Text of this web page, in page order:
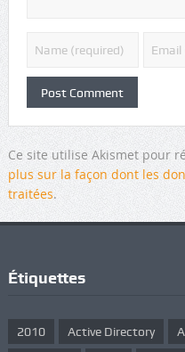
Ce site utilise Akismet pour
plus sur la façon dont les
traitées.
Étiquettes
2010 Active Directory